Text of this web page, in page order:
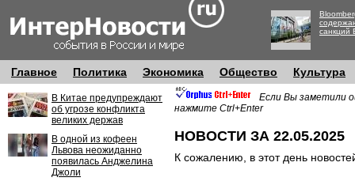
санкций
Главное Политика Экономика Общество Культура
В Китае предупреждают
об угрозе конфликта
великих держав
В одной из кофеен
Львова неожиданно
появилась Анджелина
Джоли
Если Вы заметили
нажмите Ctrl+Enter
НОВОСТИ ЗА 22.05.2025
К сожалению, в этот день